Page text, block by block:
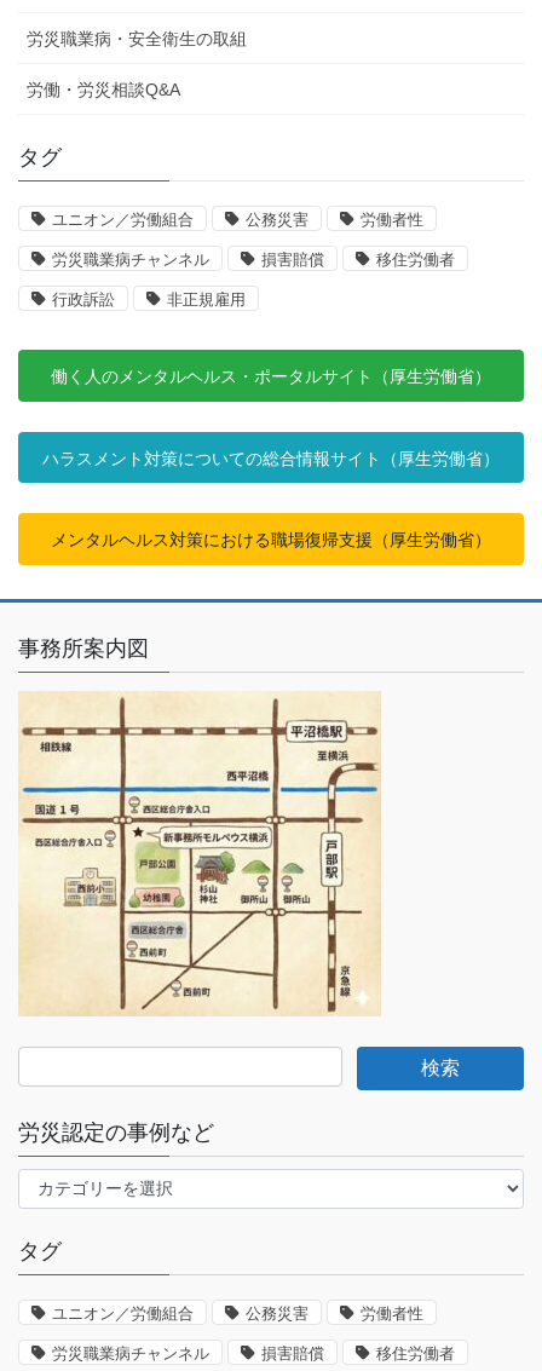
労災職業病・安全衛生の取組
労働・労災相談Q&A
タグ
ユニオン／労働組合 公務災害 労働者性
労災職業病チャンネル 損害賠償 移住労働者
行政訴訟 非正規雇用
働く人のメンタルヘルス・ポータルサイト（厚生労働省）
ハラスメント対策についての総合情報サイト（厚生労働省）
メンタルヘルス対策における職場復帰支援（厚生労働省）
事務所案内図
労災認定の事例など
災
定
の
事
な
タグ
ユニオン／労働組合 公務災害 労働者性
労災職業病チャンネル 損害賠償 移住労働者